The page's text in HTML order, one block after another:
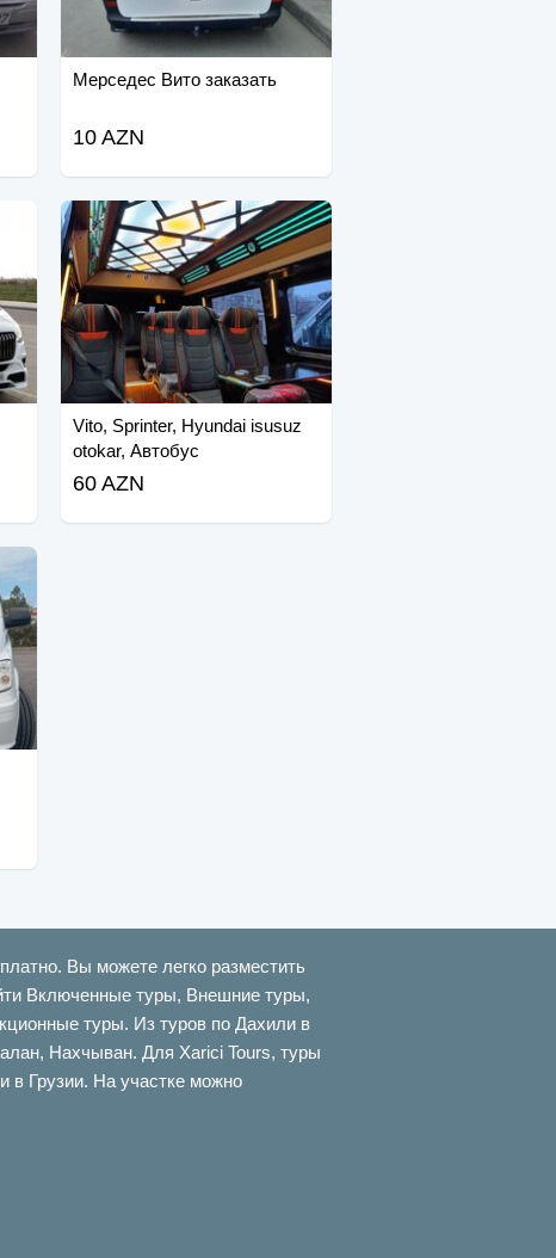
Мерседес Вито заказать
10 AZN
Vito, Sprinter, Hyundai isusuz
otokar, Автобус
60 AZN
Вы можете легко разместить
Включенные туры, Внешние туры,
туры. Из туров по Дахили в
Нахчыван. Для Xarici Tours, туры
в Грузии. На участке можно